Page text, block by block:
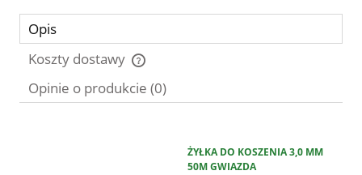
Opis
Koszty dostawy
Cena nie zawiera ewentualnych kosztów płatności
Opinie o produkcie (0)
ŻYŁKA DO KOSZENIA 3,0 MM
50M GWIAZDA